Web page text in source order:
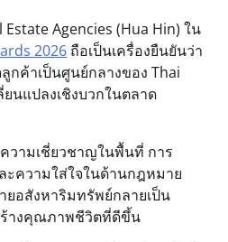
Estate Agencies (Hua Hin) ใน
2026 ถือเป็นเครื่องยืนยันว่า
กค้าเป็นศูนย์กลางของ Thai
นแปลงเชิงบวกในตลาด
วามเชี่ยวชาญในพื้นที่ การ
ความใส่ใจในด้านกฎหมาย
อสังหาริมทรัพย์กลายเป็น
างคุณภาพชีวิตที่ดีขึ้น